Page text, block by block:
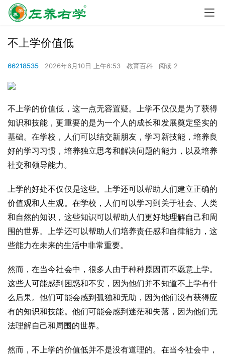
不上学价值低
66218535 2026年6月10日 上午6:53 教育百科 阅读 2
不上学的价值低，这一点无容置疑。上学不仅仅是为了获得
知识和技能，更重要的是为一个人的成长和发展奠定坚实的
基础。在学校，人们可以结交新朋友，学习新技能，培养良
好的学习习惯，培养独立思考和解决问题的能力，以及培养
社交和领导能力。
上学的好处不仅仅是这些。上学还可以帮助人们建立正确的
价值观和人生观。在学校，人们可以学习到关于社会、人类
和自然的知识，这些知识可以帮助人们更好地理解自己和周
围的世界。上学还可以帮助人们培养责任感和自律能力，这
些能力在未来的生活中非常重要。
然而，在当今社会中，很多人由于种种原因而不愿意上学。
这些人可能感到困惑和不安，因为他们并不知道不上学有什
么后果。他们可能会感到孤独和无助，因为他们没有获得应
有的知识和技能。他们可能会感到迷茫和失落，因为他们无
法理解自己和周围的世界。
然而，不上学的价值低并不是没有道理的。在当今社会中，